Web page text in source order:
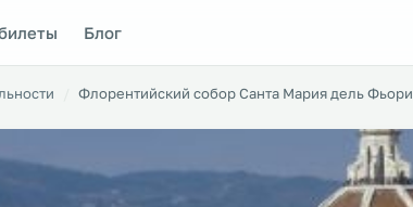
Блог
Флорентийский собор Санта Мария дель Фьори